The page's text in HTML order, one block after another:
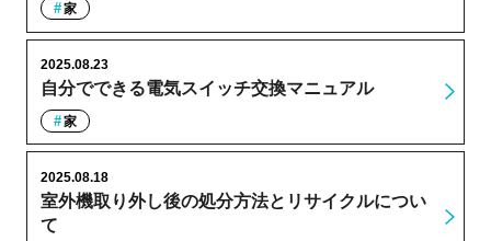
家
自分でできる電気スイッチ交換マニュアル
2025.08.23
家
室外機取り外し後の処分方法とリサイクルについ
て
2025.08.18